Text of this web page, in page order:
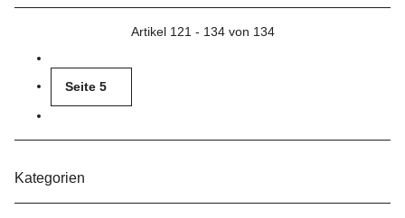
Artikel 121 - 134 von 134
Seite 5
Kategorien